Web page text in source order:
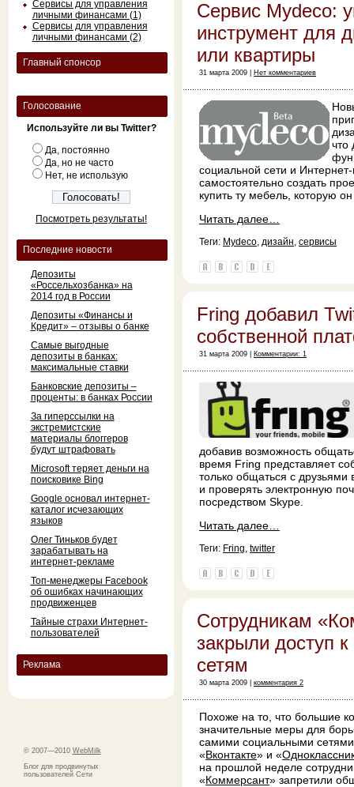
Сервисы для управления
личными финансами (1)
Сервисы для управления
личными финансами (2)
Главный спонсор
Голосование
Используйте ли вы Twitter?
Да, постоянно
Да, но не часто
Нет, не использую
Посмотреть результаты!
Последние новости
Депозиты
«Россельхозбанка» на
2014 год в России
Депозиты «Финансы и
Кредит» – отзывы о банке
Самые выгодные
депозиты в банках:
максимальные ставки
Банковские депозиты –
проценты: в банках России
За гиперссылки на
экстремистские
материалы блоггеров
будут штрафовать
Microsoft теряет деньги на
поисковике Bing
Google основал интернет-
каталог исчезающих
языков
Олег Тиньков будет
зарабатывать на
интернет-рекламе
Топ-менеджеры Facebook
об ошибках начинающих
продвиженцев
Тайные страхи Интернет-
пользователей
Реклама
© 2007—2010 WebMilk
Блог для продвинутых
пользователей Сети
Сервис Mydeco:
инструмент для
или квартиры
31 марта 2009 | Нет комментариев
что
социальной сети и
самостоятельно создать
купить ту мебель, которую
Читать далее…
Теги: Mydeco, дизайн, сервисы
Fring добавил
собственной
31 марта 2009 | Комментарии: 1
добавив возможность
время Fring представляет
только общаться с
и проверять электронную
посредством Skype.
Читать далее…
Теги: Fring, twitter
Сотрудникам
закрыли доступ
сетям
30 марта 2009 | комментария 2
Похоже на то, что большие
значительные меры для
самими социальными
«Вконтакте» и «
на прошлой неделе
«Коммерсант» запретили